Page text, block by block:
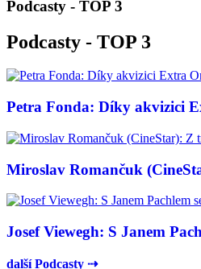
Podcasty - TOP 3
Podcasty - TOP 3
Petra Fonda: Díky akvizici
Miroslav Romančuk
Josef Viewegh: S Janem
další Podcasty ⇢